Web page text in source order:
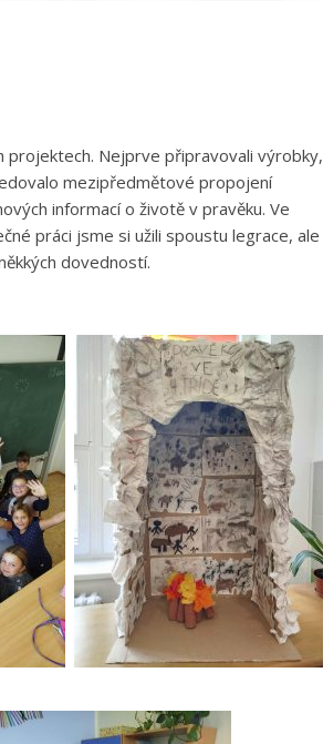
projektech. Nejprve připravovali výrobky,
mezipředmětové propojení
informací o životě v pravěku. Ve
práci jsme si užili spoustu legrace, ale
dovedností.